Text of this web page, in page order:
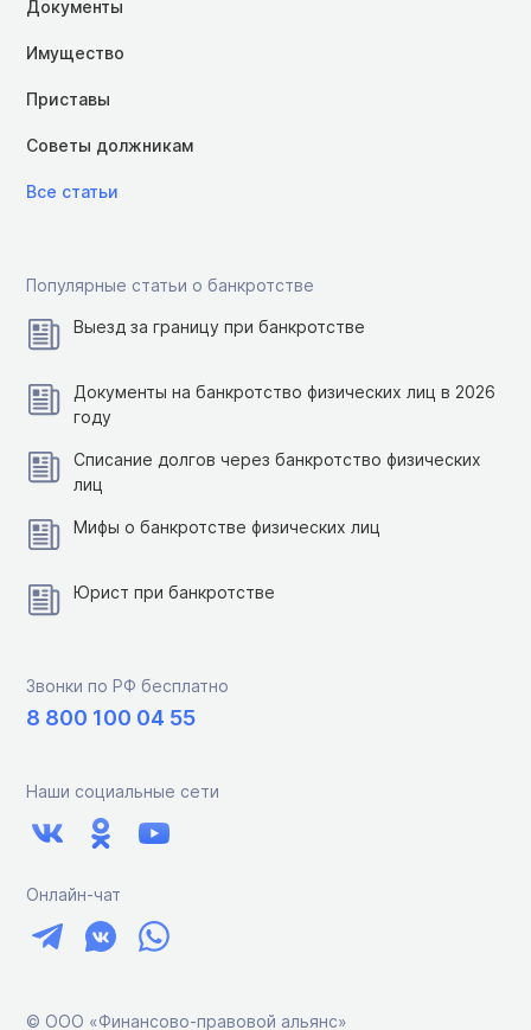
Документы
Имущество
Приставы
Советы должникам
Все статьи
Популярные статьи о банкротстве
Выезд за границу при банкротстве
Документы на банкротство физических лиц в 2026
году
Списание долгов через банкротство физических
лиц
Мифы о банкротстве физических лиц
Юрист при банкротстве
Звонки по РФ бесплатно
8 800 100 04 55
Наши социальные сети
Онлайн-чат
© ООО «Финансово-правовой альянс»